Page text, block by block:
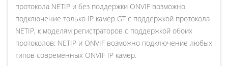
протокола NETIP и без поддержки ONVIF возможно
подключение только IP камер GT с поддержкой протокола
NETIP, к моделям регистраторов с поддержкой обоих
протоколов: NETIP и ONVIF возможно подключение любых
типов современных ONVIF IP камер.